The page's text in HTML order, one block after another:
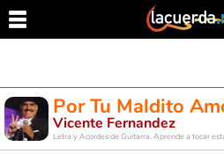
Por Tu Maldito
Vicente Fernandez
Letra y Acordes de Guitarra. Aprende a tocar